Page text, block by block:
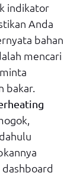
indikator
Anda
bahan
mencari
bakar.